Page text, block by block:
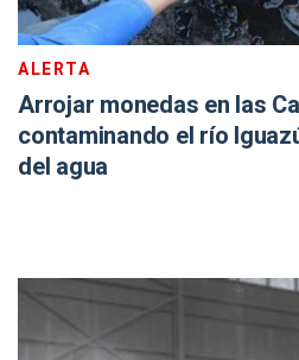
ALERTA
Arrojar monedas en las
contaminando el río
del agua